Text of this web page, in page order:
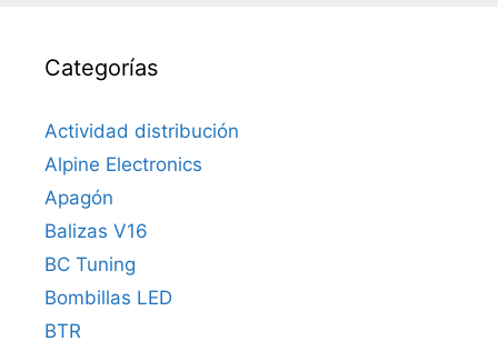
Categorías
Actividad distribución
Alpine Electronics
Apagón
Balizas V16
BC Tuning
Bombillas LED
BTR